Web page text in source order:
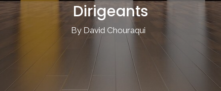
Dirigeants
By David Chouraqui